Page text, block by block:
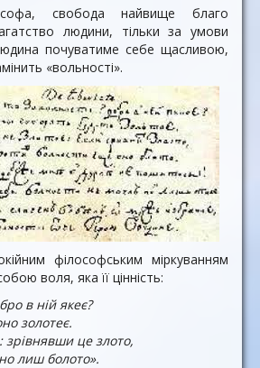
свобода найвище благо
людини, тільки за умови
почуватиме себе щасливою,
«вольності».
філософським міркуванням
воля, яка її цінність:
в ній якеє?
золотеє.
зрівнявши це злото,
лиш болото».